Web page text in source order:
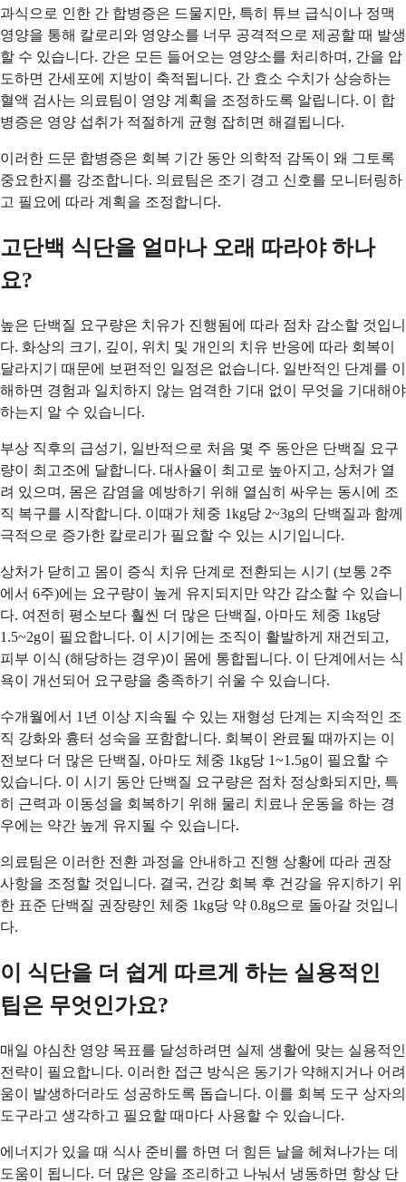
과식으로 인한 간 합병증은 드물지만, 특히 튜브 급식이나 정맥
영양을 통해 칼로리와 영양소를 너무 공격적으로 제공할 때 발생
할 수 있습니다. 간은 모든 들어오는 영양소를 처리하며, 간을 압
도하면 간세포에 지방이 축적됩니다. 간 효소 수치가 상승하는
혈액 검사는 의료팀이 영양 계획을 조정하도록 알립니다. 이 합
병증은 영양 섭취가 적절하게 균형 잡히면 해결됩니다.
이러한 드문 합병증은 회복 기간 동안 의학적 감독이 왜 그토록
중요한지를 강조합니다. 의료팀은 조기 경고 신호를 모니터링하
고 필요에 따라 계획을 조정합니다.
고단백 식단을 얼마나 오래 따라야 하나
요?
높은 단백질 요구량은 치유가 진행됨에 따라 점차 감소할 것입니
다. 화상의 크기, 깊이, 위치 및 개인의 치유 반응에 따라 회복이
달라지기 때문에 보편적인 일정은 없습니다. 일반적인 단계를 이
해하면 경험과 일치하지 않는 엄격한 기대 없이 무엇을 기대해야
하는지 알 수 있습니다.
부상 직후의 급성기, 일반적으로 처음 몇 주 동안은 단백질 요구
량이 최고조에 달합니다. 대사율이 최고로 높아지고, 상처가 열
려 있으며, 몸은 감염을 예방하기 위해 열심히 싸우는 동시에 조
직 복구를 시작합니다. 이때가 체중 1kg당 2~3g의 단백질과 함께
극적으로 증가한 칼로리가 필요할 수 있는 시기입니다.
상처가 닫히고 몸이 증식 치유 단계로 전환되는 시기 (보통 2주
에서 6주)에는 요구량이 높게 유지되지만 약간 감소할 수 있습니
다. 여전히 평소보다 훨씬 더 많은 단백질, 아마도 체중 1kg당
1.5~2g이 필요합니다. 이 시기에는 조직이 활발하게 재건되고,
피부 이식 (해당하는 경우)이 몸에 통합됩니다. 이 단계에서는 식
욕이 개선되어 요구량을 충족하기 쉬울 수 있습니다.
수개월에서 1년 이상 지속될 수 있는 재형성 단계는 지속적인 조
직 강화와 흉터 성숙을 포함합니다. 회복이 완료될 때까지는 이
전보다 더 많은 단백질, 아마도 체중 1kg당 1~1.5g이 필요할 수
있습니다. 이 시기 동안 단백질 요구량은 점차 정상화되지만, 특
히 근력과 이동성을 회복하기 위해 물리 치료나 운동을 하는 경
우에는 약간 높게 유지될 수 있습니다.
의료팀은 이러한 전환 과정을 안내하고 진행 상황에 따라 권장
사항을 조정할 것입니다. 결국, 건강 회복 후 건강을 유지하기 위
한 표준 단백질 권장량인 체중 1kg당 약 0.8g으로 돌아갈 것입니
다.
이 식단을 더 쉽게 따르게 하는 실용적인
팁은 무엇인가요?
매일 야심찬 영양 목표를 달성하려면 실제 생활에 맞는 실용적인
전략이 필요합니다. 이러한 접근 방식은 동기가 약해지거나 어려
움이 발생하더라도 성공하도록 돕습니다. 이를 회복 도구 상자의
도구라고 생각하고 필요할 때마다 사용할 수 있습니다.
에너지가 있을 때 식사 준비를 하면 더 힘든 날을 헤쳐나가는 데
도움이 됩니다. 더 많은 양을 조리하고 나눠서 냉동하면 항상 단